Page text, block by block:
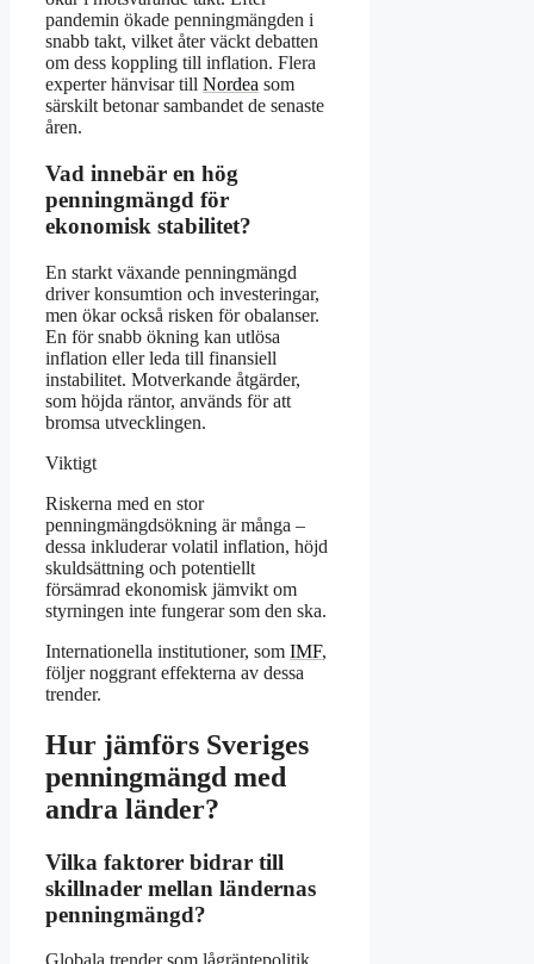
pandemin ökade penningmängden i
snabb takt, vilket åter väckt debatten
om dess koppling till inflation. Flera
experter hänvisar till Nordea som
särskilt betonar sambandet de senaste
åren.
Vad innebär en hög
penningmängd för
ekonomisk stabilitet?
En starkt växande penningmängd
driver konsumtion och investeringar,
men ökar också risken för obalanser.
En för snabb ökning kan utlösa
inflation eller leda till finansiell
instabilitet. Motverkande åtgärder,
som höjda räntor, används för att
bromsa utvecklingen.
Viktigt
Riskerna med en stor
penningmängdsökning är många –
dessa inkluderar volatil inflation, höjd
skuldsättning och potentiellt
försämrad ekonomisk jämvikt om
styrningen inte fungerar som den ska.
Internationella institutioner, som IMF,
följer noggrant effekterna av dessa
trender.
Hur jämförs Sveriges
penningmängd med
andra länder?
Vilka faktorer bidrar till
skillnader mellan ländernas
penningmängd?